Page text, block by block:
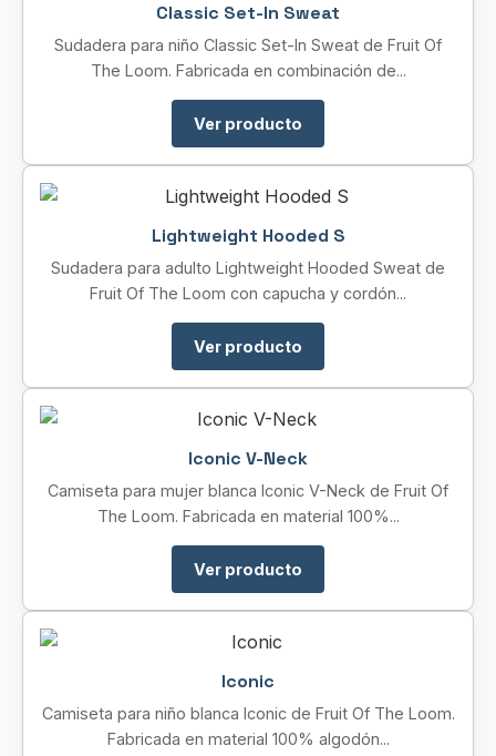
Classic Set-In Sweat
Sudadera para niño Classic Set-In Sweat de Fruit Of
The Loom. Fabricada en combinación de...
Ver producto
Lightweight Hooded S
Sudadera para adulto Lightweight Hooded Sweat de
Fruit Of The Loom con capucha y cordón...
Ver producto
Iconic V-Neck
Camiseta para mujer blanca Iconic V-Neck de Fruit Of
The Loom. Fabricada en material 100%...
Ver producto
Iconic
Camiseta para niño blanca Iconic de Fruit Of The Loom.
Fabricada en material 100% algodón...